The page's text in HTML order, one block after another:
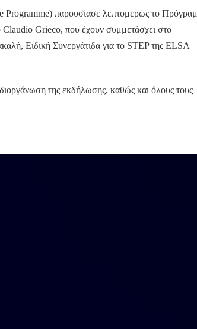
Programme) παρουσίασε λεπτομερώς το Πρόγραμ
Claudio Grieco, που έχουν συμμετάσχει στο
Ειδική Συνεργάτιδα για το STEP της ELSA
της εκδήλωσης, καθώς και όλους τους